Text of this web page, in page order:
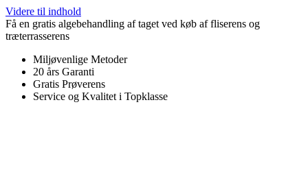
Videre til indhold
Få en gratis algebehandling af taget ved køb af fliserens og
træterrasserens
Miljøvenlige Metoder
20 års Garanti
Gratis Prøverens
Service og Kvalitet i Topklasse